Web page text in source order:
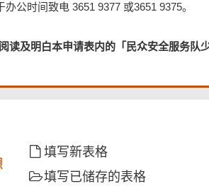
办公时间致电 3651 9377 或3651 9375。
读及明白本申请表内的「民众安全服务队
填写新表格
填写已储存的表格